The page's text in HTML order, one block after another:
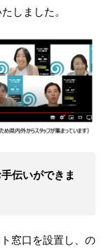
しました。
伝いができま
窓口を設置し、の